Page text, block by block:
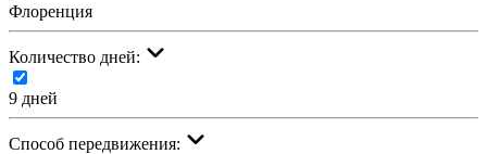
Флоренция
Количество дней:
9 дней
Cпособ передвижения: